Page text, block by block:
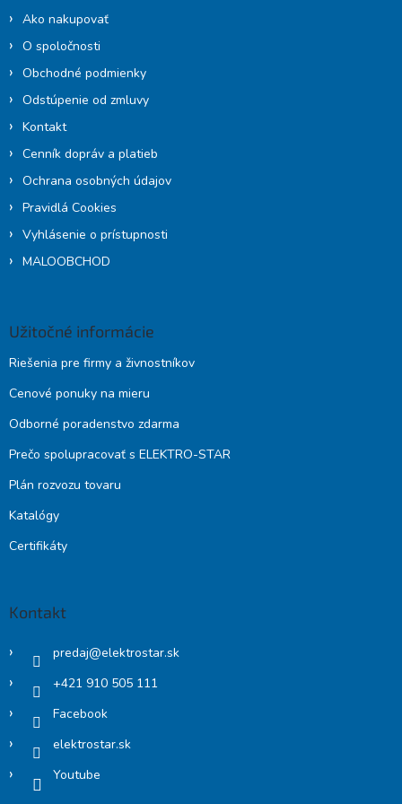
Ako nakupovať
O spoločnosti
Obchodné podmienky
Odstúpenie od zmluvy
Kontakt
Cenník dopráv a platieb
Ochrana osobných údajov
Pravidlá Cookies
Vyhlásenie o prístupnosti
MALOOBCHOD
Užitočné informácie
Riešenia pre firmy a živnostníkov
Cenové ponuky na mieru
Odborné poradenstvo zdarma
Prečo spolupracovať s ELEKTRO-STAR
Plán rozvozu tovaru
Katalógy
Certifikáty
Kontakt
predaj@elektrostar.sk
+421 910 505 111
Facebook
elektrostar.sk
Youtube